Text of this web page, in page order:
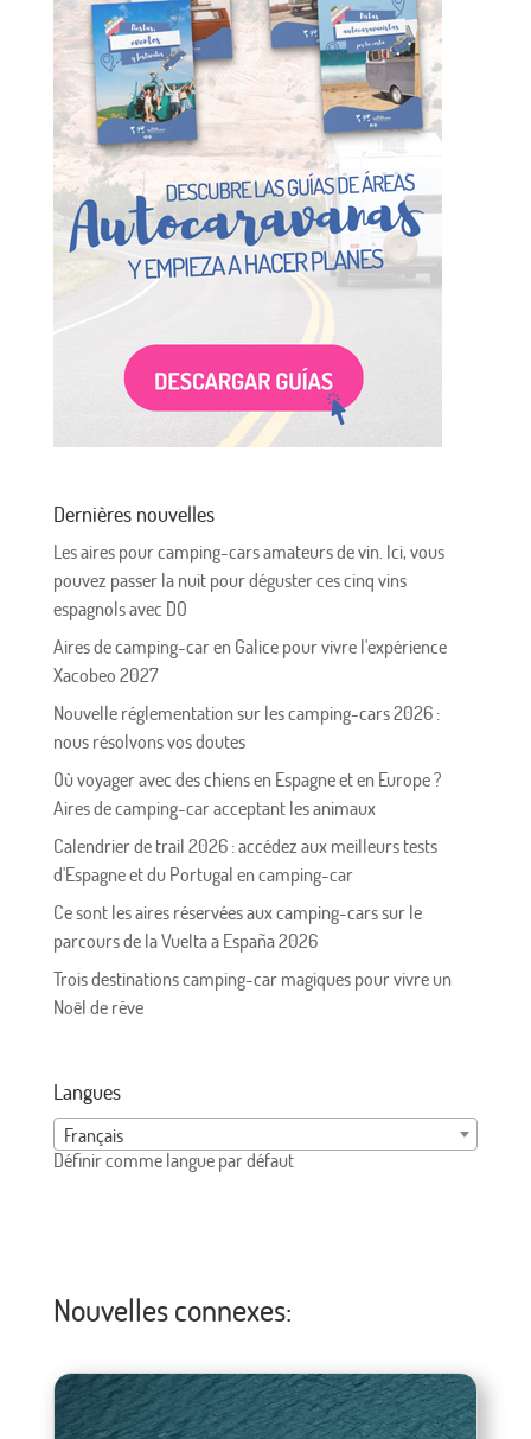
Dernières nouvelles
Les aires pour camping-cars amateurs de vin. Ici, vous
pouvez passer la nuit pour déguster ces cinq vins
espagnols avec DO
Aires de camping-car en Galice pour vivre l'expérience
Xacobeo 2027
Nouvelle réglementation sur les camping-cars 2026 :
nous résolvons vos doutes
Où voyager avec des chiens en Espagne et en Europe ?
Aires de camping-car acceptant les animaux
Calendrier de trail 2026 : accédez aux meilleurs tests
d'Espagne et du Portugal en camping-car
Ce sont les aires réservées aux camping-cars sur le
parcours de la Vuelta a España 2026
Trois destinations camping-car magiques pour vivre un
Noël de rêve
Langues
Français
Définir comme langue par défaut
Nouvelles connexes: